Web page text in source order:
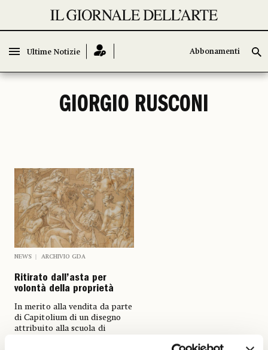
Ultime Notizie Abbonamenti
Ultime Notizie Abbonamenti
GIORGIO RUSCONI
NEWS ARCHIVIO GDA
Ritirato dall’asta per
volontà della proprietà
In merito alla vendita da parte
di Capitolium di un disegno
attribuito alla scuola di